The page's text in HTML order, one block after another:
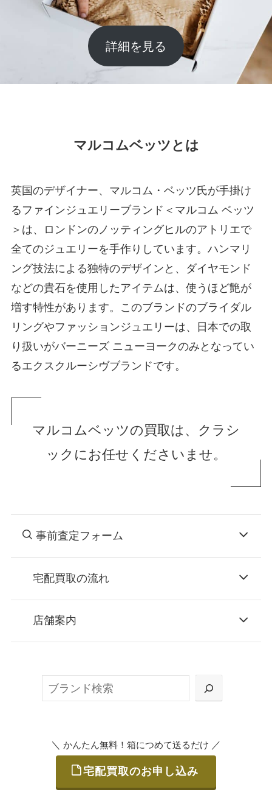
詳細を見る
マルコムベッツとは
英国のデザイナー、マルコム・ベッツ氏が手掛け
るファインジュエリーブランド＜マルコム ベッツ
＞は、ロンドンのノッティングヒルのアトリエで
全てのジュエリーを手作りしています。ハンマリ
ング技法による独特のデザインと、ダイヤモンド
などの貴石を使用したアイテムは、使うほど艶が
増す特性があります。このブランドのブライダル
リングやファッションジュエリーは、日本での取
り扱いがバーニーズ ニューヨークのみとなってい
るエクスクルーシヴブランドです。
マルコムベッツの買取は、クラシ
ックにお任せくださいませ。
事前査定フォーム
宅配買取の流れ
お申込み
または梱包材不要の「集荷申込」からお選び
ご発送
店舗案内
＼ かんたん無料！箱につめて送るだけ ／
宅配買取のお申し込み